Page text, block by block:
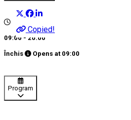
Copied!
09:00 - 20:00
Închis Opens at 09:00
Program